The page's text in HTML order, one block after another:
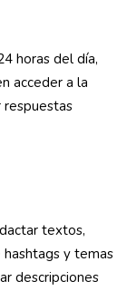
horas del día,
acceder a la
textos,
hashtags y temas
descripciones